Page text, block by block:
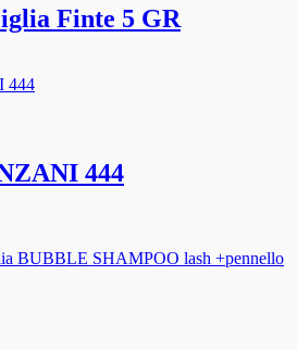
Finte 5 GR
444